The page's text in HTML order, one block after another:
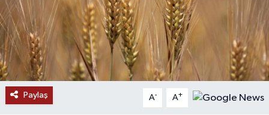
Paylaş A- A+
SPONSORLU YAZI
SPOR
TEKNOLOJİ
YAŞAM